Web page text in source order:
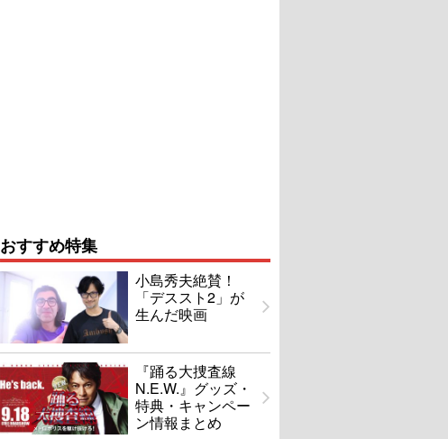
おすすめ特集
小島秀夫絶賛！
「デススト2」が
生んだ映画
『踊る大捜査線
N.E.W.』グッズ・
特典・キャンペー
ン情報まとめ